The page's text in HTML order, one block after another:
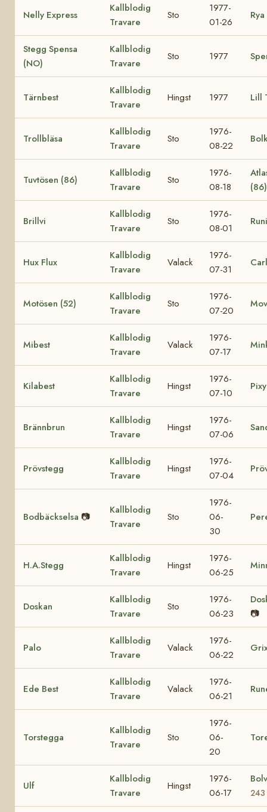
Nelly Express
Kallblodig
Travare
Sto
1977-
01-26
Stegg Spensa
(NO)
Kallblodig
Travare
Sto 1977
Tärnbest
Kallblodig
Travare
Hingst 1977 Lill
Trollbläsa
Kallblodig
Travare
Sto
1976-
08-22
Tuvtösen (86)
Kallblodig
Travare
Sto
1976-
08-18
Brillvi
Kallblodig
Travare
Sto
1976-
08-01
Hux Flux
Kallblodig
Travare
Valack
1976-
07-31
Motösen (52)
Kallblodig
Travare
Sto
1976-
07-20
Mibest
Kallblodig
Travare
Valack
1976-
07-17
Kilabest
Kallblodig
Travare
Hingst
1976-
07-10
Pixy
Brännbrun
Kallblodig
Travare
Hingst
1976-
07-06
Prövstegg
Kallblodig
Travare
Hingst
1976-
07-04
Bodbäckselsa 📷
Kallblodig
Travare
Sto
1976-
06-
30
H.A.Stegg
Kallblodig
Travare
Hingst
1976-
06-25
Doskan
Kallblodig
Travare
Sto
1976-
06-23
📷
Palo
Kallblodig
Travare
Valack
1976-
06-22
Ede Best
Kallblodig
Travare
Valack
1976-
06-21
Torstegga
Kallblodig
Travare
Sto
1976-
06-
20
Ulf
Kallblodig
Travare
Hingst
1976-
06-17
243